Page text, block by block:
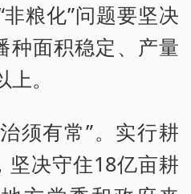
粮化”问题要坚决
种面积稳定、产量
。
须有常”。实行耕
坚决守住18亿亩耕